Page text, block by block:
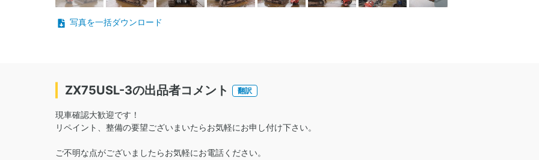
写真を一括ダウンロード
ZX75USL-3の出品者コメント 翻訳
現車確認大歓迎です！
リペイント、整備の要望ございまいたらお気軽にお申し付け下さい。
ご不明な点がございましたらお気軽にお電話ください。